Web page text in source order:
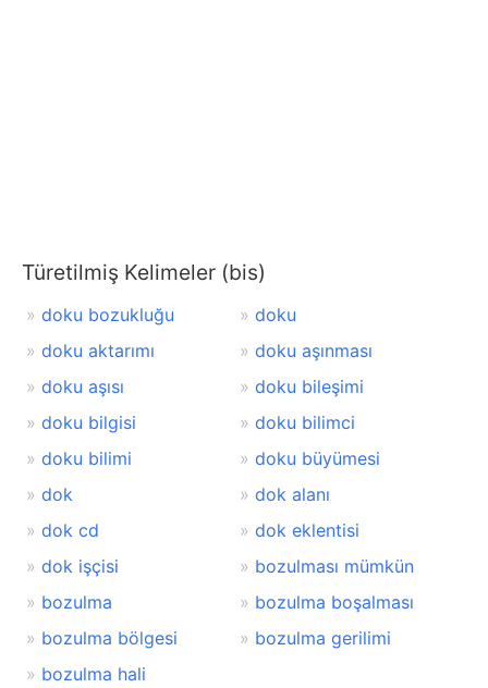
Türetilmiş Kelimeler (bis)
doku bozukluğu
doku
doku aktarımı
doku aşınması
doku aşısı
doku bileşimi
doku bilgisi
doku bilimci
doku bilimi
doku büyümesi
dok
dok alanı
dok cd
dok eklentisi
dok işçisi
bozulması mümkün
bozulma
bozulma boşalması
bozulma bölgesi
bozulma gerilimi
bozulma hali